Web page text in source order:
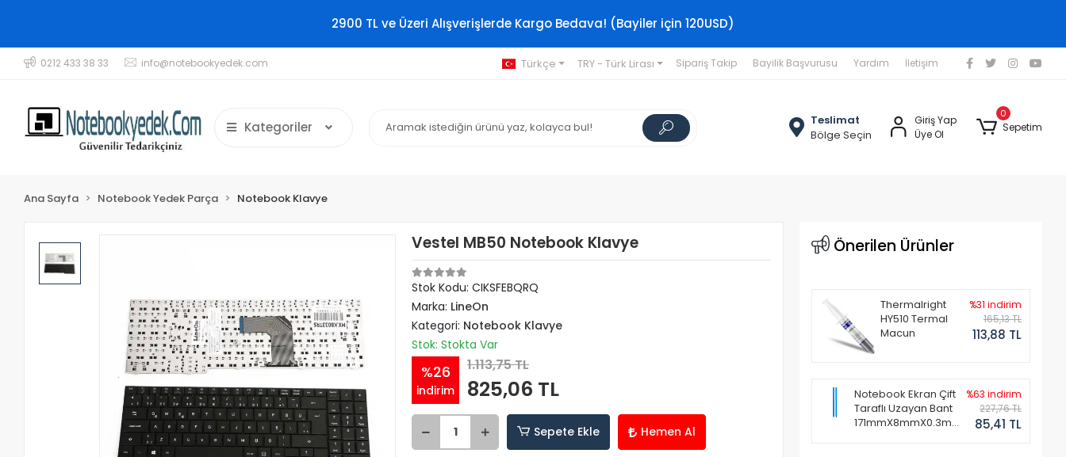
2900 TL ve Üzeri Alışverişlerde Kargo Bedava! (Bayiler için 120USD)
0212 433 38 33 info@notebookyedek.com Türkçe TRY - Türk Lirası Sipariş Takip Bayilik Başvurusu Yardım İletişim
Kategoriler
Teslimat
Bölge Seçin
Giriş Yap
Üye Ol
0
Sepetim
Ana Sayfa Notebook Yedek Parça Notebook Klavye
Vestel MB50 Notebook Klavye
Stok Kodu: CIKSFEBQRQ
Marka: LineOn
Kategori: Notebook Klavye
Stok: Stokta Var
%26
indirim
1.113,75 TL
825,06 TL
Sepete Ekle Hemen Al
Önerilen Ürünler
Thermalright
HY510 Termal
Macun
%31 indirim
165,13 TL
113,88 TL
Notebook Ekran Çift
Taraflı Uzayan Bant
171mmX8mmX0.3mm
%63 indirim
227,76 TL
85,41 TL